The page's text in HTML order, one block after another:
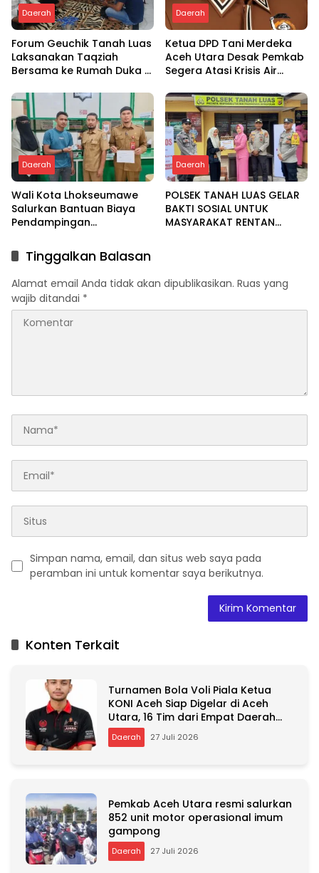
Daerah
Forum Geuchik Tanah Luas
Laksanakan Taqziah
Bersama ke Rumah Duka di
Daerah
Ketua DPD Tani Merdeka
Aceh Utara Desak Pemkab
Segera Atasi Krisis Air
Daerah
Wali Kota Lhokseumawe
Salurkan Bantuan Biaya
Pendampingan
Mal
Daerah
POLSEK TANAH LUAS GELAR
BAKTI SOSIAL UNTUK
MASYARAKAT RENTAN
Tinggalkan Balasan
Alamat email Anda tidak akan dipublikasikan. Ruas yang
wajib ditandai *
Simpan nama, email, dan situs web saya pada
peramban ini untuk komentar saya berikutnya.
e Konten Terkait
Turnamen Bola Voli Piala Ketua
KONI Aceh Siap Digelar di Aceh
Utara, 16 Tim dari Empat Daerah
Ambil Bagian
Daerah 27 Juli 2026
Pemkab Aceh Utara resmi salurkan
852 unit motor operasional imum
gampong
Daerah 27 Juli 2026